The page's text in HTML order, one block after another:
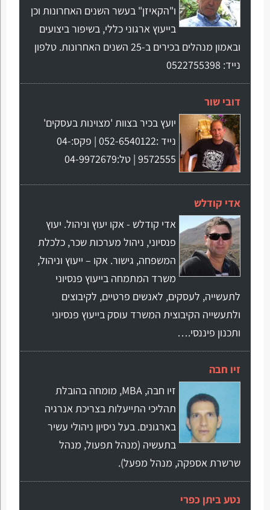
ו"הקאיזן" בעשר השנים האחרונות וכן
בייעוץ ארגוני כללי, בשיפור ביצועים
ובאמון מנהלים בכירים ב-25 השנים האחרונות. טלפון
נייד: 0522755398
דובי שור
יועץ בכיר בצוות 'מצוינות בעסקים'
נייד :052-6540122 | פקס:04-
9572555 | טל:04-9972679
אדי קודלש
אדי קודלש - אקו יעוץ וניהול. יעוץ
פנסיוני, ניהול מערכות שכר, כלכלת
המשפחה, גישור. אקו – ייעוץ וניהול,
משרד המתמחה בייעוץ פנסיוני
לתעשייה, לעסקים, לאנשים פרטיים, לקיבוצים
ולתעשייה הקיבוצית המשרד עוסק בייעוץ פנסיוני
ותכנון פיננסי.…
זיו חבה
זיו חבה, MBA, מומחה בהובלת
תהליכי התייעלות בצריכת אנרגיה
בארגונים. בעל ניסיון ניהולי עשיר
בתעשיה (מנהל תפעול, מנהל
שרשרת אספקה, מנהל מפעל).
נטע ביתן כפרי